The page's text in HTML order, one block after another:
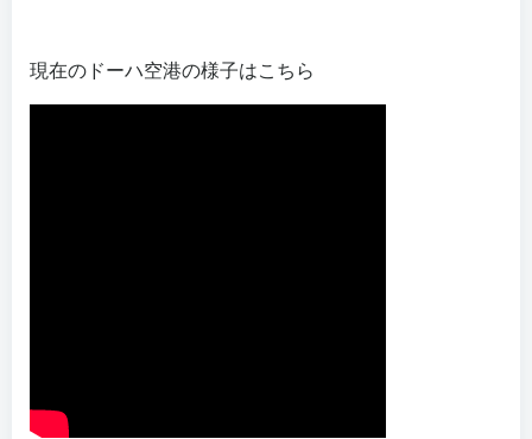
現在のドーハ空港の様子はこちら